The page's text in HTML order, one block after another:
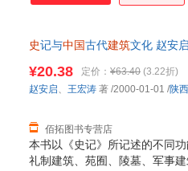
史记与中国 古代建筑文化 赵安
本书以《史记》所记述的不同
礼制建筑、苑囿、陵墓、军事
¥20.38 定价： ¥63.40 (3.22折)
佰拓图书专营店
赵安启、 王宏涛 著 /2000-01-01 /陕